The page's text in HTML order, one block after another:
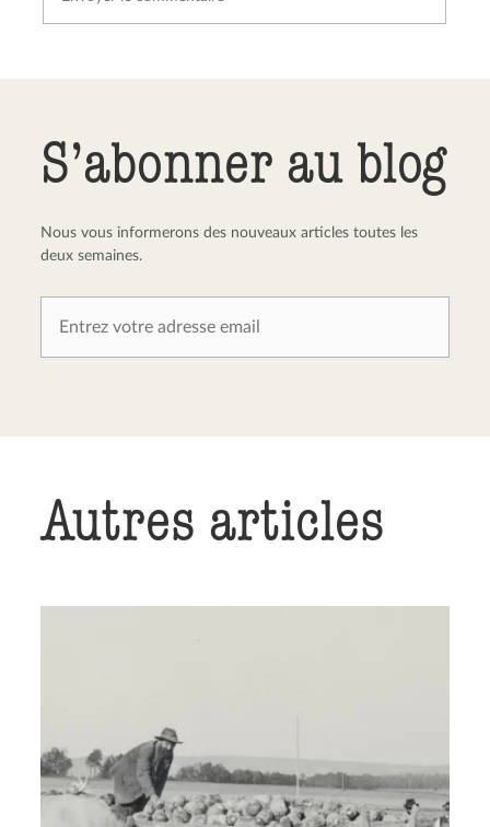
S’abonner au blog
Nous vous informerons des nouveaux articles toutes les
deux semaines.
Autres articles